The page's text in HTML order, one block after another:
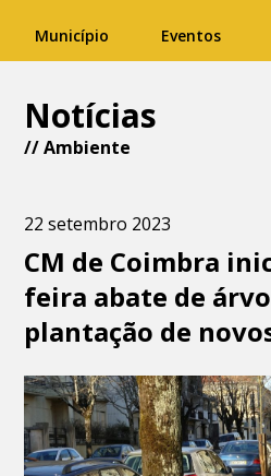
Município Eventos
Notícias
//Ambiente
22 setembro 2023
CM de Coimbra
feira abate de
plantação de